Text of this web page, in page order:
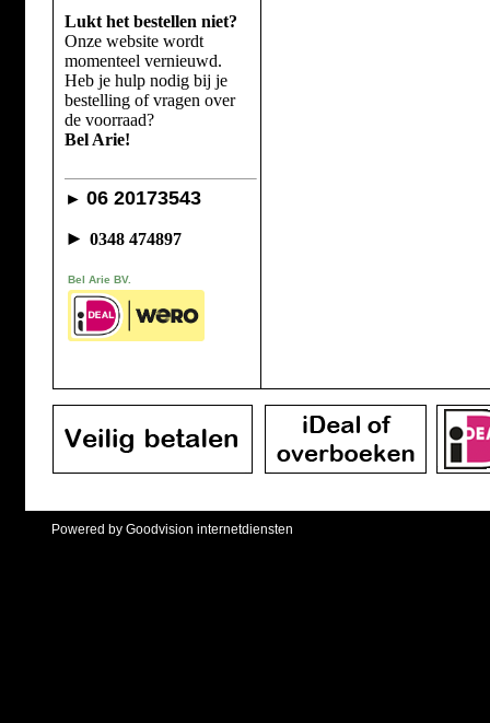
Lukt het bestellen niet?
Onze website wordt
momenteel vernieuwd.
Heb je hulp nodig bij je
bestelling of vragen over
de voorraad?
Bel Arie!
► 06 20173543
► 0348 474897
Bel Arie BV.
Powered by Goodvision internetdiensten